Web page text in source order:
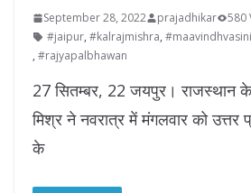
September 28, 2022 prajadhikar 580
#jaipur, #kalrajmishra, #maavindhvasini
, #rajyapalbhawan
27 सितम्बर, 22 जयपुर। राजस्थान
मिश्र ने नवरात्र में मंगलवार को उत्तर
के